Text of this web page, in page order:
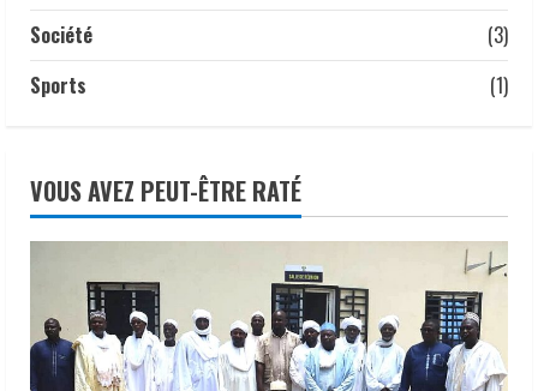
Société
(3)
Sports
(1)
VOUS AVEZ PEUT-ÊTRE RATÉ